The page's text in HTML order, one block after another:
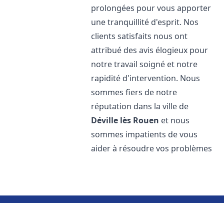
prolongées pour vous apporter
une tranquillité d'esprit. Nos
clients satisfaits nous ont
attribué des avis élogieux pour
notre travail soigné et notre
rapidité d'intervention. Nous
sommes fiers de notre
réputation dans la ville de
Déville lès Rouen et nous
sommes impatients de vous
aider à résoudre vos problèmes